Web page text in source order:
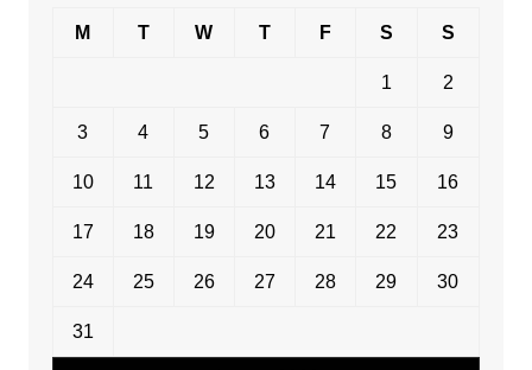
M T W T F S S
1 2
3 4 5 6 7 8 9
10 11 12 13 14 15 16
17 18 19 20 21 22 23
24 25 26 27 28 29 30
31